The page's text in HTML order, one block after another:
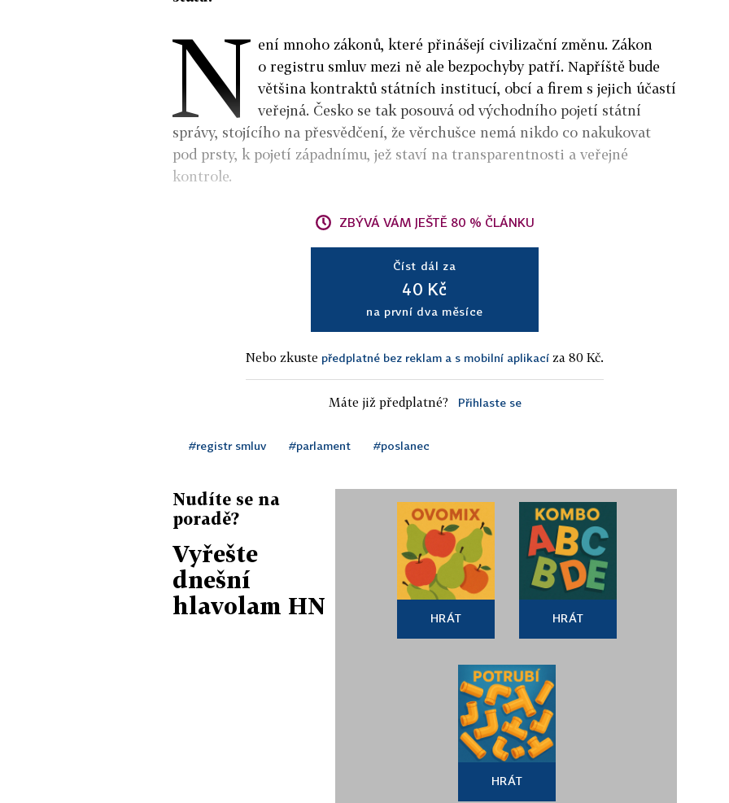
N ení mnoho zákonů, které přinášejí civilizační změnu. Zákon
o registru smluv mezi ně ale bezpochyby patří. Napříště bude
většina kontraktů státních institucí, obcí a firem s jejich účastí
veřejná. Česko se tak posouvá od východního pojetí státní
správy, stojícího na přesvědčení, že věrchušce nemá nikdo co nakukovat
pod prsty, k pojetí západnímu, jež staví na transparentnosti a veřejné
kontrole.
ZBÝVÁ VÁM JEŠTĚ 80 % ČLÁNKU
Číst dál za
40 Kč
na první dva měsíce
Nebo zkuste předplatné bez reklam a s mobilní aplikací za 80 Kč.
Máte již předplatné? Přihlaste se
#registr smluv #parlament #poslanec
Nudíte se na
poradě?
Vyřešte
dnešní
hlavolam HN
HRÁT HRÁT
HRÁT